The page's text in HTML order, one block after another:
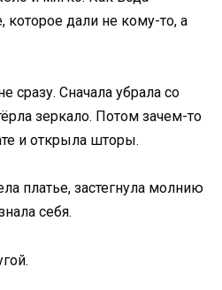
дали не кому-то, а
сразу. Сначала убрала со
зеркало. Потом зачем-то
и открыла шторы.
платье, застегнула молнию
себя.